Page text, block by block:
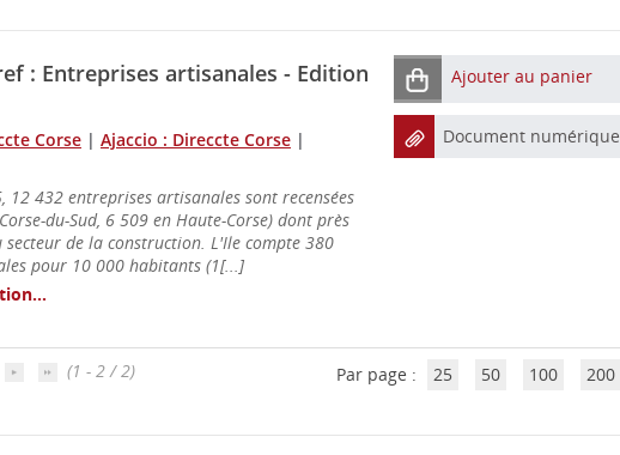
: Entreprises artisanales - Edition
Corse | Ajaccio : Direccte Corse|
12 432 entreprises artisanales sont recensées
du-Sud, 6 509 en Haute-Corse) dont près
secteur de la construction. L'Ile compte 380
pour 10 000 habitants (1[...]
Ajouter au panier
Document numérique
(1 - 2 / 2) Par page : 25 50 100 200